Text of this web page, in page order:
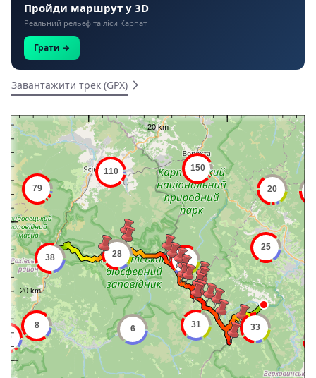
Пройди маршрут у 3D
Реальний рельєф та ліси Карпат
Грати →
Завантажити трек (GPX)